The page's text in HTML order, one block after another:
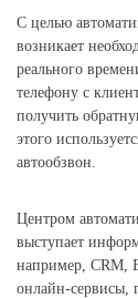
С целью
возникает
реального
телефону с
получить
этого
автообзвон.
Центром
выступает
например, CRM,
онлайн-сервисы,